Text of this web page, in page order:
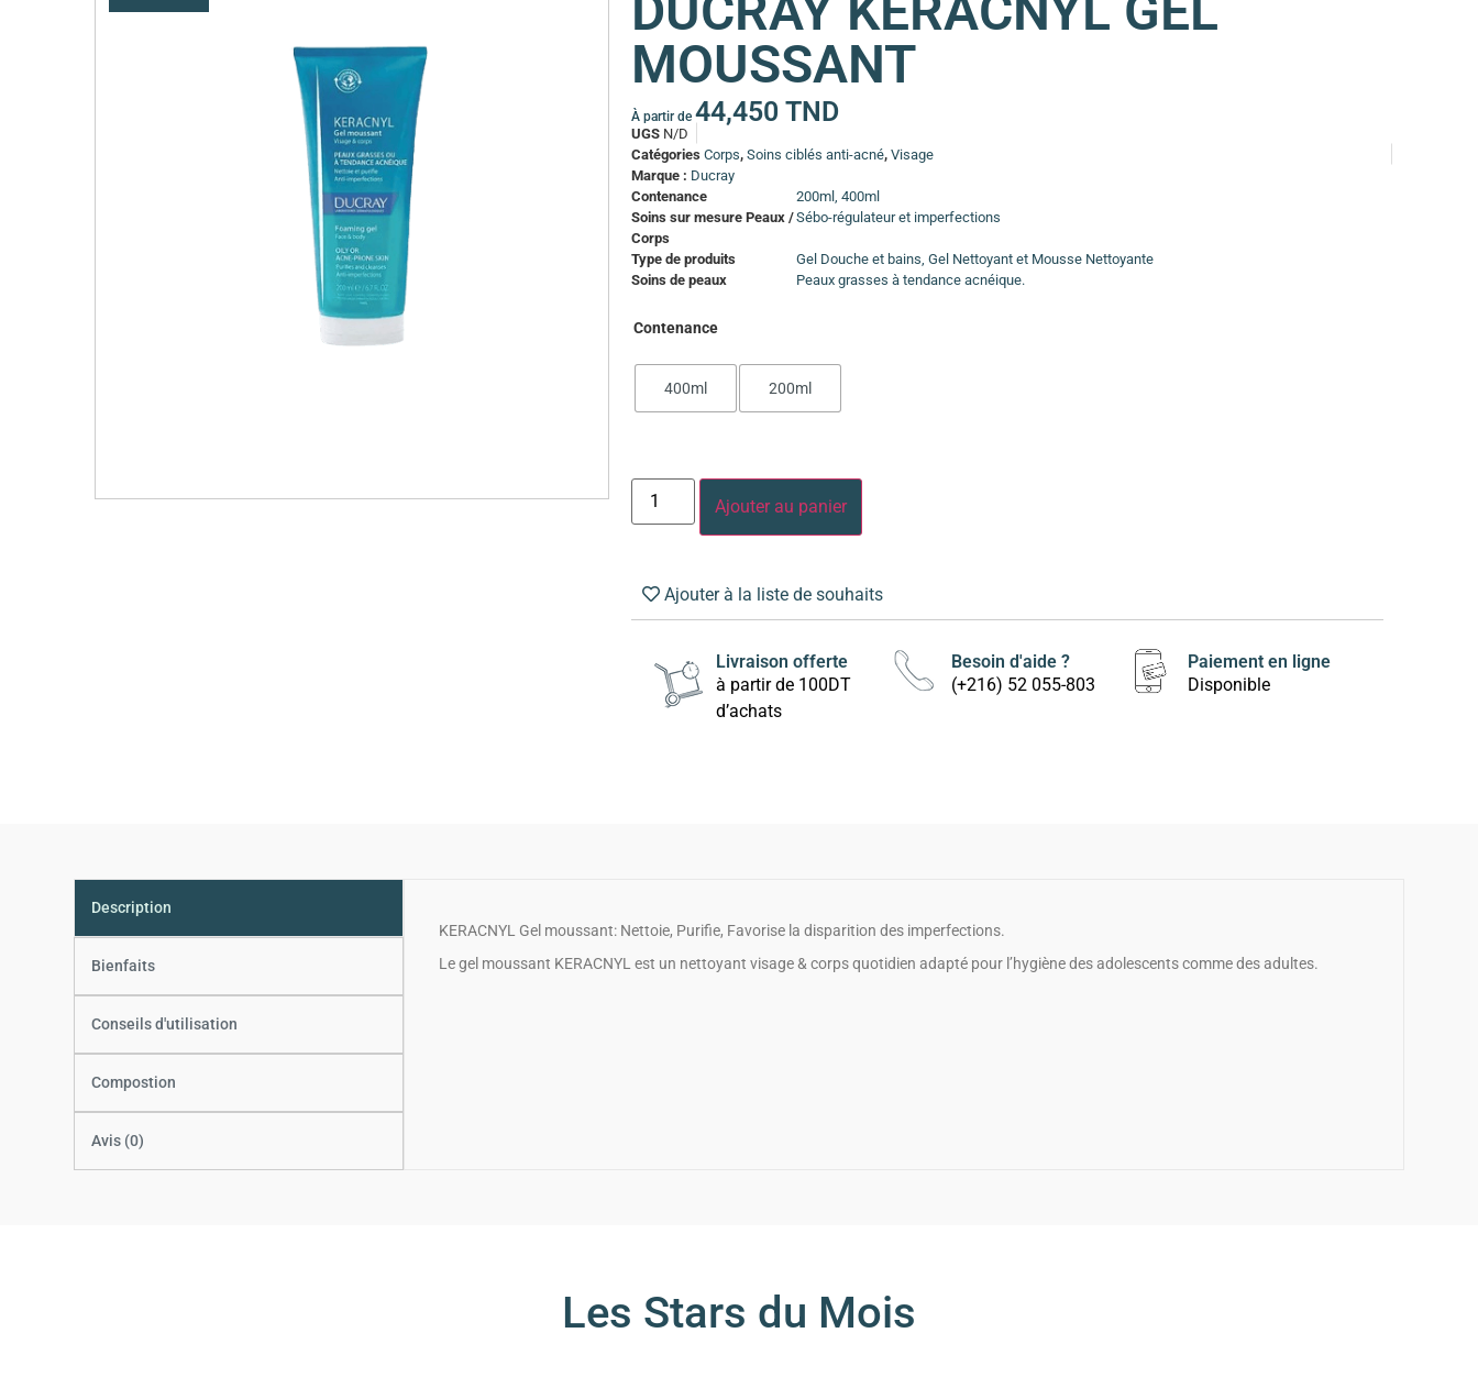
MOUSSANT
À partir de44,450TND
UGS N/D
Catégories Corps,Soins ciblés anti-acné,Visage
Marque : Ducray
Contenance
200ml, 400ml
Soins sur mesure Peaux /
Corps
Sébo-régulateur et imperfections
Type de produits
Gel Douche et bains, Gel Nettoyant et Mousse Nettoyante
Soins de peaux
Peaux grasses à tendance acnéique.
Contenance
200ml
400ml
Ajouter au panier
Ajouter à la liste de souhaits
Livraison offerte
à partir de 100DT
d’achats
Besoin d'aide ?
(+216) 52 055-803
Paiement en ligne
Disponible
Compostion
Conseils d'utilisation
Bienfaits
Description
Avis (0)
KERACNYL Gel moussant: Nettoie, Purifie, Favorise la disparition des imperfections.
Le gel moussant KERACNYL est un nettoyant visage & corps quotidien adapté pour l’hygiène des adolescents comme des adultes.
Les Stars du Mois